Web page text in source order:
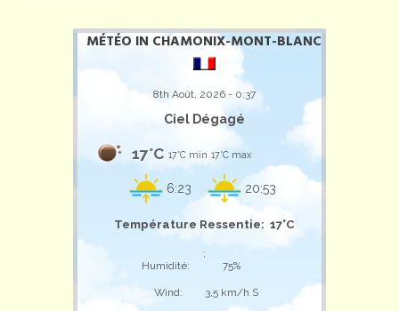
MÉTÉO IN CHAMONIX-MONT-BLANC
8th Août, 2026 - 0:37
Ciel Dégagé
17°C 17°C min 17°C max
6:23 20:53
Température Ressentie: 17°C
;
Humidité:
75%
Wind: 3,5 km/h S